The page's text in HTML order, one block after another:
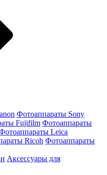
Фотоаппараты Sony
Fujifilm Фотоаппараты
Leica
Ricoh Фотоаппараты
Аксессуары для